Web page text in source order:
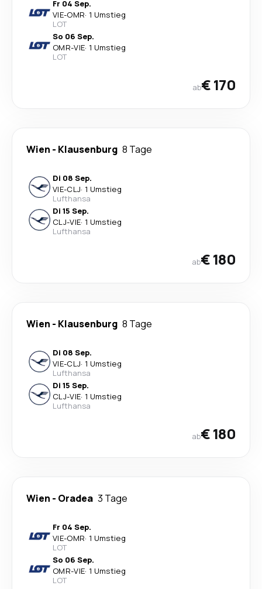
Fr 04 Sep.
VIE-OMR· 1 Umstieg
LOT
So 06 Sep.
OMR-VIE· 1 Umstieg
LOT
ab€ 170
Wien - Klausenburg 8 Tage
Di 08 Sep.
VIE-CLJ· 1 Umstieg
Lufthansa
Di 15 Sep.
CLJ-VIE· 1 Umstieg
Lufthansa
ab€ 180
Wien - Klausenburg 8 Tage
Di 08 Sep.
VIE-CLJ· 1 Umstieg
Lufthansa
Di 15 Sep.
CLJ-VIE· 1 Umstieg
Lufthansa
ab€ 180
Wien - Oradea 3 Tage
Fr 04 Sep.
VIE-OMR· 1 Umstieg
LOT
So 06 Sep.
OMR-VIE· 1 Umstieg
LOT